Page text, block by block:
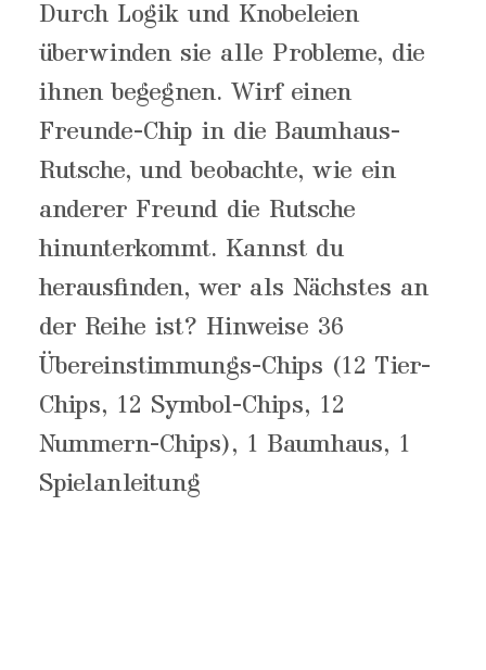
Durch Logik und Knobeleien
überwinden sie alle Probleme, die
ihnen begegnen. Wirf einen
Freunde-Chip in die Baumhaus-
Rutsche, und beobachte, wie ein
anderer Freund die Rutsche
hinunterkommt. Kannst du
herausfinden, wer als Nächstes an
der Reihe ist? Hinweise 36
Übereinstimmungs-Chips (12 Tier-
Chips, 12 Symbol-Chips, 12
Nummern-Chips), 1 Baumhaus, 1
Spielanleitung